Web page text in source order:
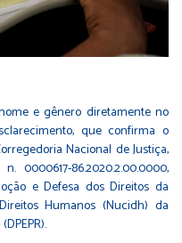
e gênero diretamente no
que confirma o
Nacional de Justiça,
86.2020.2.00.0000,
e Defesa dos Direitos da
Humanos (Nucidh) da